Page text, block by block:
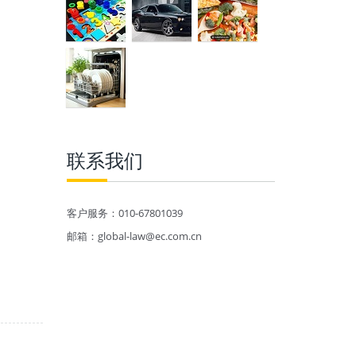
联系我们
客户服务：010-67801039
邮箱：global-law@ec.com.cn